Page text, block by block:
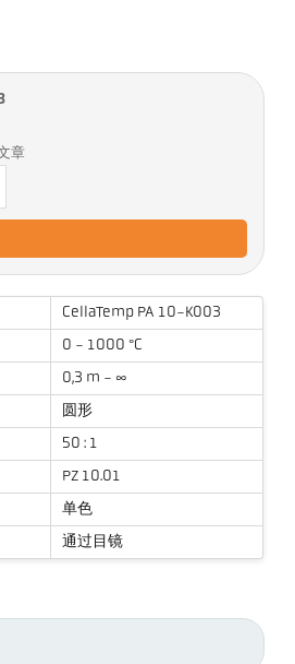
章
CellaTemp PA 10-K003
0 - 1000 °C
0,3 m - ∞
圆形
50 : 1
PZ 10.01
单色
通过目镜